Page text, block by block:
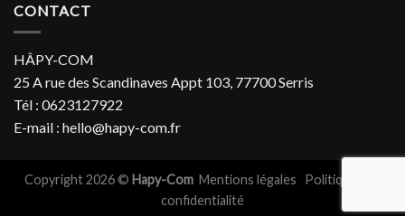
CONTACT
HÂPY-COM
25 A rue des Scandinaves Appt 103, 77700 Serris
Tél : 0623127922
E-mail : hello@hapy-com.fr
Copyright 2026 © Hapy-Com Mentions légales
Politiques de
confidentialité